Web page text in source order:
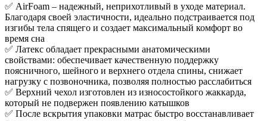
✅ AirFoam – надежный, неприхотливый в уходе материал.
Благодаря своей эластичности, идеально подстраивается под
изгибы тела спящего и создает максимальный комфорт во
время сна
✅ Латекс обладает прекрасными анатомическими
свойствами: обеспечивает качественную поддержку
поясничного, шейного и верхнего отдела спины, снижает
нагрузку с позвоночника, позволяя полностью расслабиться
✅ Верхний чехол изготовлен из износостойкого жаккарда,
который не подвержен появлению катышков
✅ После вскрытия упаковки матрас быстро восстанавливает